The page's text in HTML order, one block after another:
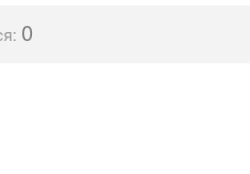
0